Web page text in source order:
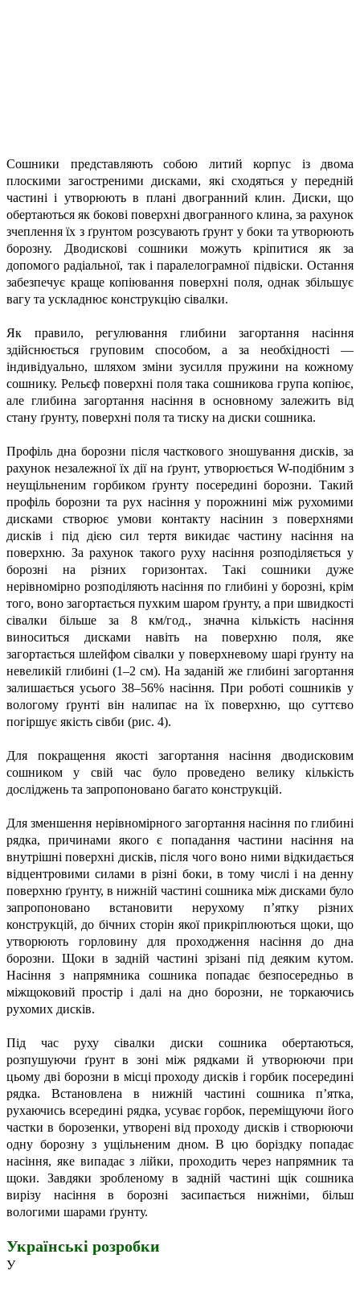
Сошники представляють собою литий корпус із двома
плоскими загостреними дисками, які сходяться у передній
частині і утворюють в плані двогранний клин. Диски, що
обертаються як бокові поверхні двогранного клина, за рахунок
зчеплення їх з ґрунтом розсувають ґрунт у боки та утворюють
борозну. Дводискові сошники можуть кріпитися як за
допомого радіальної, так і паралелограмної підвіски. Остання
забезпечує краще копіювання поверхні поля, однак збільшує
вагу та ускладнює конструкцію сівалки.
Як правило, регулювання глибини загортання насіння
здійснюється груповим способом, а за необхідності —
індивідуально, шляхом зміни зусилля пружини на кожному
сошнику. Рельєф поверхні поля така сошникова група копіює,
але глибина загортання насіння в основному залежить від
стану ґрунту, поверхні поля та тиску на диски сошника.
Профіль дна борозни після часткового зношування дисків, за
рахунок незалежної їх дії на ґрунт, утворюється W-подібним з
неущільненим горбиком ґрунту посередині борозни. Такий
профіль борозни та рух насіння у порожнині між рухомими
дисками створює умови контакту насінин з поверхнями
дисків і під дією сил тертя викидає частину насіння на
поверхню. За рахунок такого руху насіння розподіляється у
борозні на різних горизонтах. Такі сошники дуже
нерівномірно розподіляють насіння по глибині у борозні, крім
того, воно загортається пухким шаром ґрунту, а при швидкості
сівалки більше за 8 км/год., значна кількість насіння
виноситься дисками навіть на поверхню поля, яке
загортається шлейфом сівалки у поверхневому шарі ґрунту на
невеликій глибині (1–2 см). На заданій же глибині загортання
залишається усього 38–56% насіння. При роботі сошників у
вологому ґрунті він налипає на їх поверхню, що суттєво
погіршує якість сівби (рис. 4).
Для покращення якості загортання насіння дводисковим
сошником у свій час було проведено велику кількість
досліджень та запропоновано багато конструкцій.
Для зменшення нерівномірного загортання насіння по глибині
рядка, причинами якого є попадання частини насіння на
внутрішні поверхні дисків, після чого воно ними відкидається
відцентровими силами в різні боки, в тому числі і на денну
поверхню ґрунту, в нижній частині сошника між дисками було
запропоновано встановити нерухому п’ятку різних
конструкцій, до бічних сторін якої прикріплюються щоки, що
утворюють горловину для проходження насіння до дна
борозни. Щоки в задній частині зрізані під деяким кутом.
Насіння з напрямника сошника попадає безпосередньо в
міжщоковий простір і далі на дно борозни, не торкаючись
рухомих дисків.
Під час руху сівалки диски сошника обертаються,
розпушуючи ґрунт в зоні між рядками й утворюючи при
цьому дві борозни в місці проходу дисків і горбик посередині
рядка. Встановлена в нижній частині сошника п’ятка,
рухаючись всередині рядка, усуває горбок, переміщуючи його
частки в борозенки, утворені від проходу дисків і створюючи
одну борозну з ущільненим дном. В цю боріздку попадає
насіння, яке випадає з лійки, проходить через напрямник та
щоки. Завдяки зробленому в задній частині щік сошника
вирізу насіння в борозні засипається нижніми, більш
вологими шарами ґрунту.
Українські розробки
У